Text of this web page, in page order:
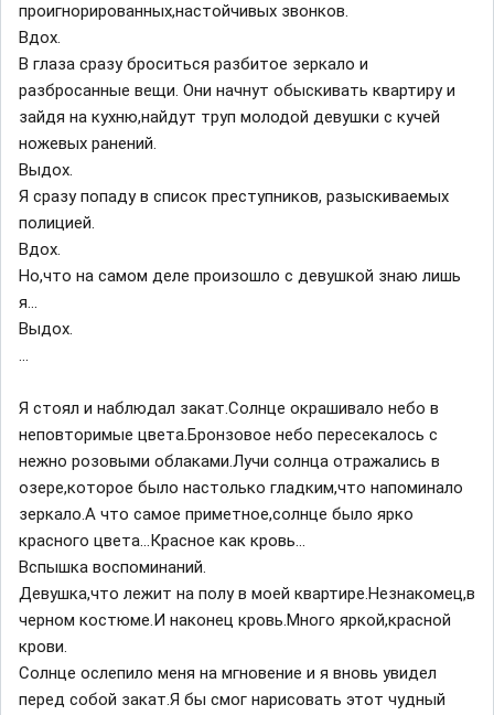
проигнорированных,настойчивых звонков.
Вдох.
В глаза сразу броситься разбитое зеркало и
разбросанные вещи. Они начнут обыскивать квартиру и
зайдя на кухню,найдут труп молодой девушки с кучей
ножевых ранений.
Выдох.
Я сразу попаду в список преступников, разыскиваемых
полицией.
Вдох.
Но,что на самом деле произошло с девушкой знаю лишь
я...
Выдох.
...
Я стоял и наблюдал закат.Солнце окрашивало небо в
неповторимые цвета.Бронзовое небо пересекалось с
нежно розовыми облаками.Лучи солнца отражались в
озере,которое было настолько гладким,что напоминало
зеркало.А что самое приметное,солнце было ярко
красного цвета...Красное как кровь...
Вспышка воспоминаний.
Девушка,что лежит на полу в моей квартире.Незнакомец,в
черном костюме.И наконец кровь.Много яркой,красной
крови.
Солнце ослепило меня на мгновение и я вновь увидел
перед собой закат.Я бы смог нарисовать этот чудный